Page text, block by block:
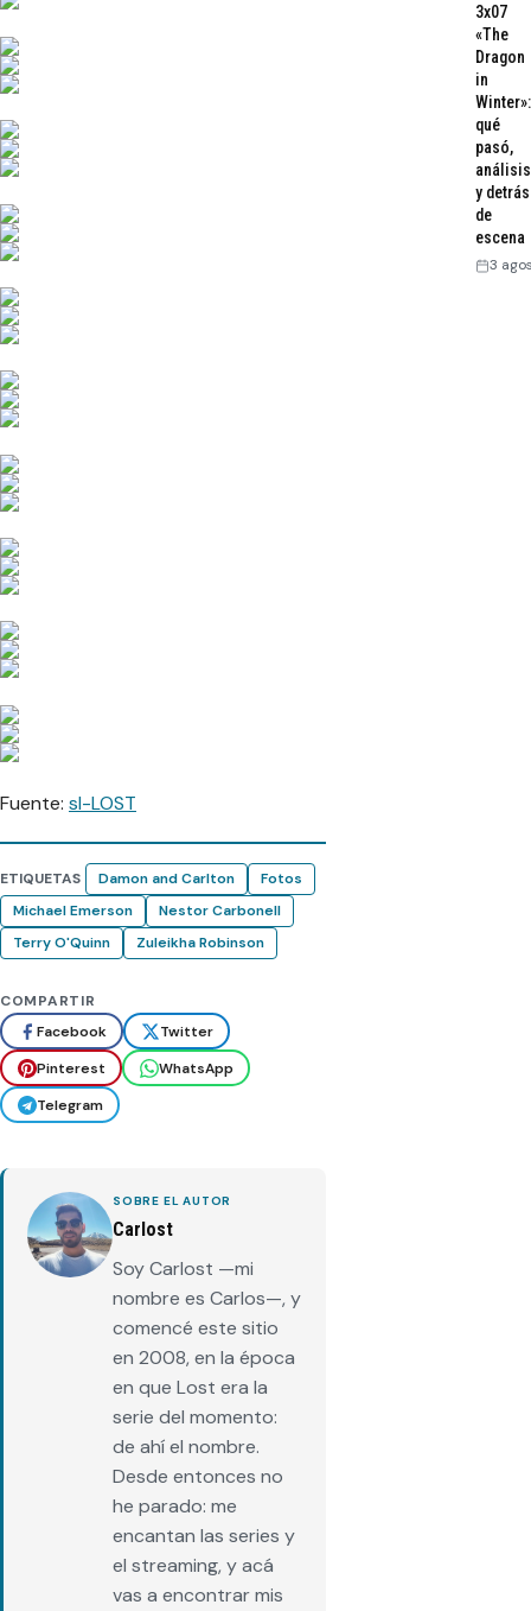
Fuente: sl-LOST
ETIQUETAS Damon and Carlton
Fotos
Michael Emerson
Nestor Carbonell
Terry O'Quinn
Zuleikha Robinson
COMPARTIR
Facebook
Twitter
Pinterest
WhatsApp
Telegram
SOBRE EL AUTOR
Carlost
Soy Carlost —mi
nombre es Carlos—, y
comencé este sitio
en 2008, en la época
en que Lost era la
serie del momento:
de ahí el nombre.
Desde entonces no
he parado: me
encantan las series y
el streaming, y acá
vas a encontrar mis
3x07
«The
Dragon
in
Winter»:
qué
pasó,
análisis
y detrás
de
escena
3